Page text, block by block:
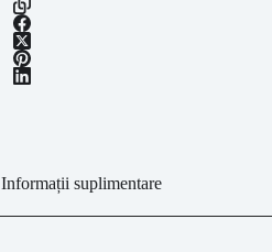
Informații suplimentare